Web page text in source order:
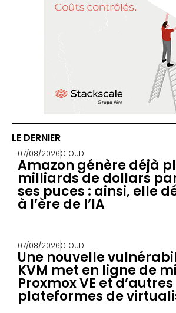
LE DERNIER
07/08/2026CLOUD
Amazon génère déjà
milliards de dollars
ses puces : ainsi, elle
à l’ère de l’IA
07/08/2026CLOUD
Une nouvelle
KVM met en ligne de
Proxmox VE et d’autres
plateformes de